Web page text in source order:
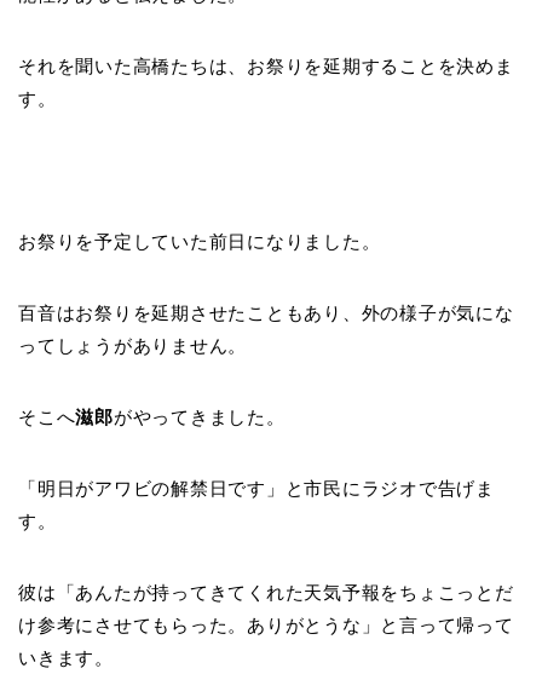
それを聞いた高橋たちは、お祭りを延期することを決めま
す。
お祭りを予定していた前日になりました。
百音はお祭りを延期させたこともあり、外の様子が気にな
ってしょうがありません。
そこへ滋郎がやってきました。
「明日がアワビの解禁日です」と市民にラジオで告げま
す。
彼は「あんたが持ってきてくれた天気予報をちょこっとだ
け参考にさせてもらった。ありがとうな」と言って帰って
いきます。